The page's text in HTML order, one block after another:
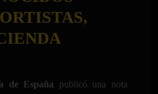
de España publicó una nota